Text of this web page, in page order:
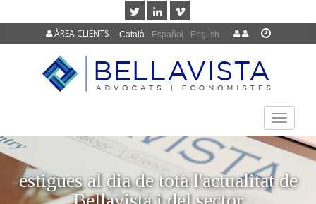
Català Español English
ÀREA CLIENTS
TOGGLE
estigues al dia de tota l'actualitat de